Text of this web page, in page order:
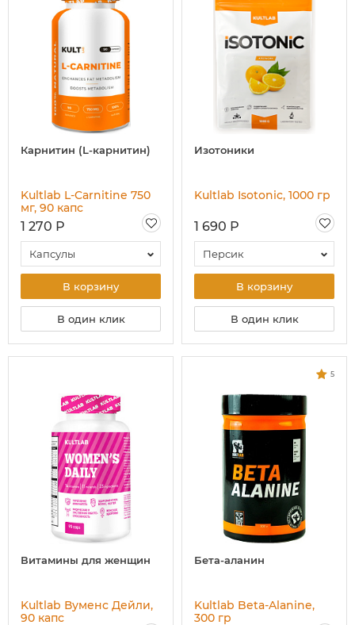
Карнитин (L-карнитин)
Kultlab L-Carnitine 750
мг, 90 капс
1 270 Р
Капсулы
В корзину
В один клик
Изотоники
Kultlab Isotonic, 1000 гр
1 690 Р
Персик
В корзину
В один клик
Витамины для женщин
Kultlab Вуменс Дейли,
90 капс
Бета-аланин
Kultlab Beta-Alanine,
300 гр
5